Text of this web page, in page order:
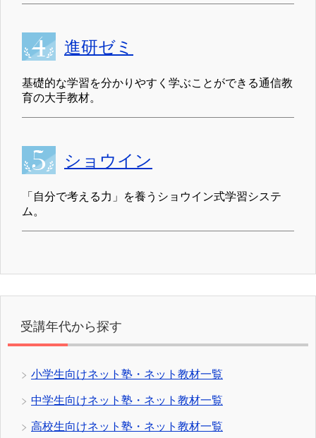
ショウイン
「自分で考える力」を養うショウイン式学習システ
ム。
中学生向けネット塾・ネット教材一覧
高校生向けネット塾・ネット教材一覧
タイプから探す